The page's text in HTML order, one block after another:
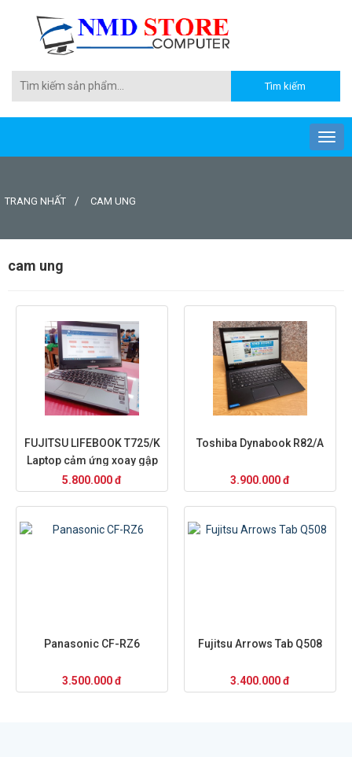
TRANG NHẤT CAM UNG
cam ung
FUJITSU LIFEBOOK T725/K
Laptop cảm ứng xoay gập
màn hình
5.800.000 đ
Toshiba Dynabook R82/A
3.900.000 đ
Panasonic CF-RZ6
3.500.000 đ
Fujitsu Arrows Tab Q508
3.400.000 đ